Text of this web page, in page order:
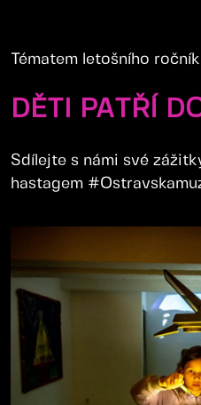
Tématem letošního
DĚTI PATŘÍ
Sdílejte s námi své
hastagem